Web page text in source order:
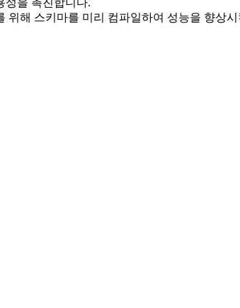
위해 스키마를 미리 컴파일하여 성능을 향상